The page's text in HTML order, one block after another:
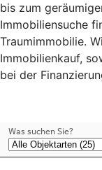
bis zum
Immobiliensuche
Traumimmobilie.
Immobilienkauf,
bei der